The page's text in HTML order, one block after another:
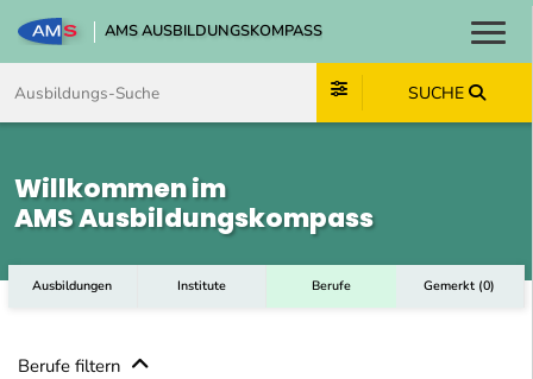
AMS AUSBILDUNGSKOMPASS
SUCHE
Willkommen im
AMS Ausbildungskompass
Ausbildungen Institute Berufe Gemerkt (0)
Berufe filtern